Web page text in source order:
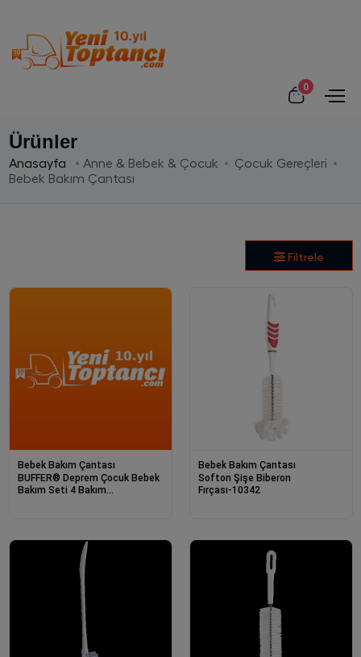
0
Ürünler
Anasayfa Anne & Bebek & Çocuk
Çocuk Gereçleri
Bebek Bakım Çantası
Filtrele
Bebek Bakım Çantası
BUFFER® Deprem Çocuk Bebek
Bakım Seti 4 Bakım
Bebek Bakım Çantası
Softon Şişe Biberon
Fırçası-10342